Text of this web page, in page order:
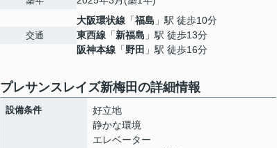
交通
大阪環状線 「福島 」駅 徒歩10分
東西線 「新福島 」駅 徒歩13分
阪神本線 「野田 」駅 徒歩16分
プレサンスレイズ新梅田の詳細情報
設備条件
好立地
静かな環境
エレベーター